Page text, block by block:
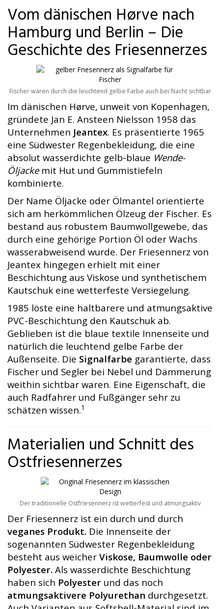
Vom dänischen Hørve nach
Hamburg und Berlin – Die
Geschichte des Friesennerzes
Fischer waren durch die leuchtend gelbe Farbe auch bei Nacht sichtbar
Im dänischen Hørve, unweit von Kopenhagen,
gründete Jan E. Ansteen Nielsson 1958 das
Unternehmen Jeantex. Es präsentierte 1965
eine Südwester Regenbekleidung, die eine
absolut wasserdichte gelb-blaue Wende-
Öljackemit Hut und Gummistiefeln
kombinierte.
Der Name Öljacke oder Ölmantel orientierte
sich am herkömmlichen Ölzeug der Fischer. Es
bestand aus robustem Baumwollgewebe, das
durch eine gehörige Portion Öl oder Wachs
wasserabweisend wurde. Der Friesennerz von
Jeantex hingegen erhielt mit einer
Beschichtung aus Viskose und synthetischem
Kautschuk eine wetterfeste Versiegelung.
1985 löste eine haltbarere und atmungsaktive
PVC-Beschichtung den Kautschuk ab.
Geblieben ist die blaue textile Innenseite und
natürlich die leuchtend gelbe Farbe der
Außenseite. Die Signalfarbe garantierte, dass
Fischer und Segler bei Nebel und Dämmerung
weithin sichtbar waren. Eine Eigenschaft, die
auch Radfahrer und Fußgänger sehr zu
schätzen wissen.1
Materialien und Schnitt des
Ostfriesennerzes
Der traditionelle Ostfriesennerz ist wetterfest und atmungsaktiv
Der Friesennerz ist ein durch und durch
veganes Produkt. Die Innenseite der
sogenannten Südwester Regenbekleidung
besteht aus weicher Viskose, Baumwolle oder
Polyester. Als wasserdichte Beschichtung
haben sich Polyester und das noch
atmungsaktivere Polyurethan durchgesetzt.